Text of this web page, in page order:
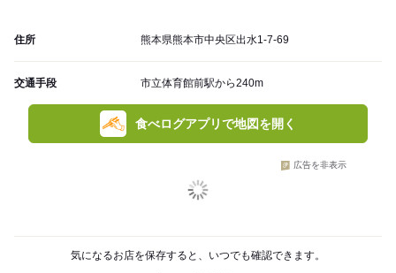
住所 熊本県熊本市中央区出水1-7-69
交通手段 市立体育館前駅から240m
食べログアプリで地図を開く
広告を非表示
気になるお店を保存すると、いつでも確認できます。